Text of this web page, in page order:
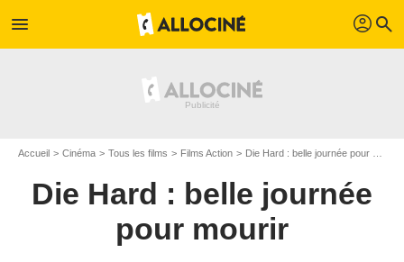
menu profil search
Accueil Cinéma Tous les films Films Action Die Hard : belle journée pour mourir
Die Hard : belle journée
pour mourir